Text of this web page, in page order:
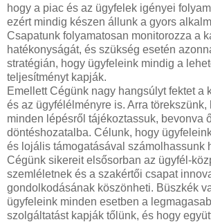
hogy a piac és az ügyfelek igényei
ezért mindig készen állunk a gyors
Csapatunk folyamatosan monitorozza a
hatékonyságát, és szükség esetén
stratégián, hogy ügyfeleink mindig a
teljesítményt kapják.
Emellett Cégünk nagy hangsúlyt fektet a
és az ügyfélélményre is. Arra
minden lépésről tájékoztassuk, bevonva
döntéshozatalba. Célunk, hogy
és lojális támogatásával számolhassunk
Cégünk sikereit elsősorban az ügyfél-
szemléletnek és a szakértői csapat
gondolkodásának köszönheti. Büszkék
ügyfeleink minden esetben a
szolgáltatást kapják tőlünk, és hogy